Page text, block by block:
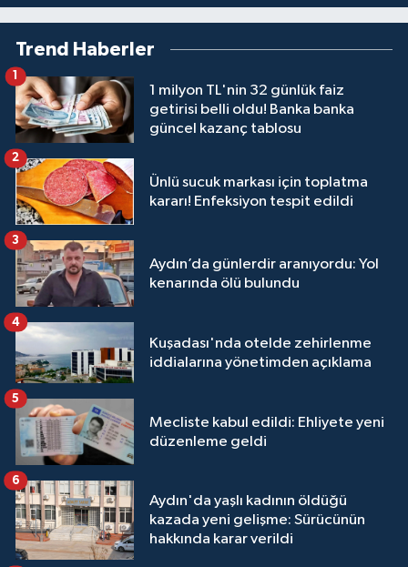
Trend Haberler
1 milyon TL'nin 32 günlük faiz
getirisi belli oldu! Banka banka
güncel kazanç tablosu
1
Ünlü sucuk markası için toplatma
kararı! Enfeksiyon tespit edildi
2
Aydın’da günlerdir aranıyordu: Yol
kenarında ölü bulundu
3
Kuşadası'nda otelde zehirlenme
iddialarına yönetimden açıklama
4
Mecliste kabul edildi: Ehliyete yeni
düzenleme geldi
5
Aydın'da yaşlı kadının öldüğü
kazada yeni gelişme: Sürücünün
hakkında karar verildi
6